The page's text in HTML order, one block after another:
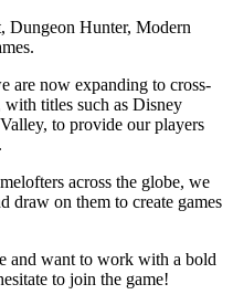
Dungeon Hunter, Modern
are now expanding to cross-
with titles such as Disney
to provide our players
across the globe, we
draw on them to create games
and want to work with a bold
to join the game!